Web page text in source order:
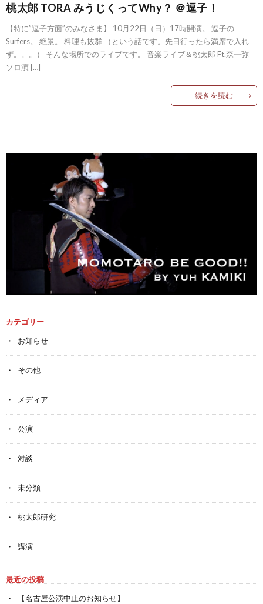
桃太郎 TORA みうじくってWhy？ ＠逗子！
【特に”逗子方面”のみなさま】 10月22日（日）17時開演。 逗子の
Surfers。 絶景。 料理も抜群 （という話です。先日行ったら満席で入れ
ず。。。） そんな場所でのライブです。 音楽ライブ＆桃太郎 Ft.森一弥
ソロ演 […]
続きを読む
カテゴリー
お知らせ
その他
メディア
公演
対談
未分類
桃太郎研究
講演
最近の投稿
【名古屋公演中止のお知らせ】